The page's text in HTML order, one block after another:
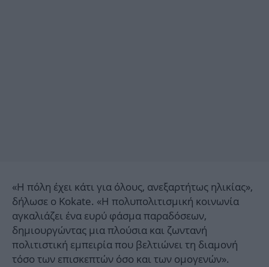
«Η πόλη έχει κάτι για όλους, ανεξαρτήτως ηλικίας»,
δήλωσε ο Kokate. «Η πολυπολιτισμική κοινωνία
αγκαλιάζει ένα ευρύ φάσμα παραδόσεων,
δημιουργώντας μια πλούσια και ζωντανή
πολιτιστική εμπειρία που βελτιώνει τη διαμονή
τόσο των επισκεπτών όσο και των ομογενών».